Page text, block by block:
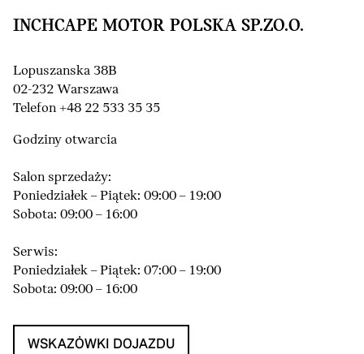
INCHCAPE MOTOR POLSKA SP.ZO.O.
Lopuszanska 38B
02-232 Warszawa
Telefon +48 22 533 35 35
Godziny otwarcia
Salon sprzedaży:
Poniedziałek – Piątek: 09:00 – 19:00
Sobota: 09:00 – 16:00
Serwis:
Poniedziałek – Piątek: 07:00 – 19:00
Sobota: 09:00 – 16:00
WSKAZÓWKI DOJAZDU